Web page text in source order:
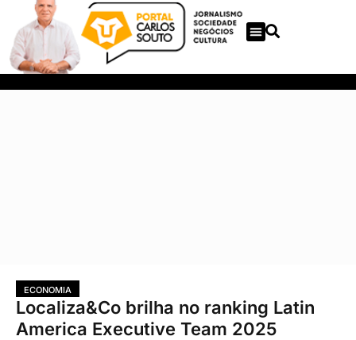
ECONOMIA
Localiza&Co brilha no ranking Latin
America Executive Team 2025